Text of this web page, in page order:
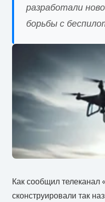
разработали
борьбы с
Как сообщил телеканал
сконструировали так